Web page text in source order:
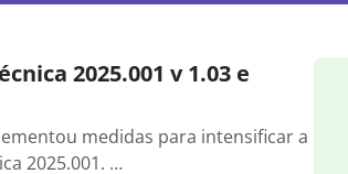
2025.001 v 1.03 e
medidas para intensificar a
2025.001. …